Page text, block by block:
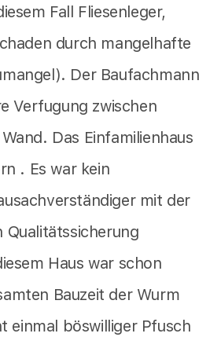
Fall Fliesenleger,
durch mangelhafte
Der Baufachmann
Verfugung zwischen
Das Einfamilienhaus
. Es war kein
mit der
Qualitätssicherung
Haus war schon
Bauzeit der Wurm
einmal böswilliger Pfusch